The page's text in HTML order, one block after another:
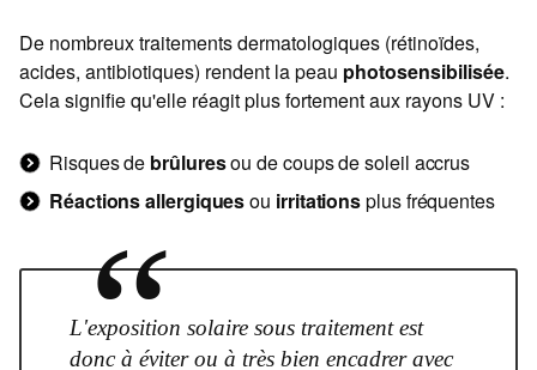
De nombreux traitements dermatologiques (rétinoïdes,
acides, antibiotiques) rendent la peau photosensibilisée.
Cela signifie qu'elle réagit plus fortement aux rayons UV :
Risques de brûluresou de coups de soleil accrus
Réactions allergiquesou irritationsplus fréquentes
“
L'exposition solaire sous traitement est
donc à éviter ou à très bien encadrer avec